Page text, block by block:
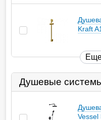
Kraft
Душевые
Vessel